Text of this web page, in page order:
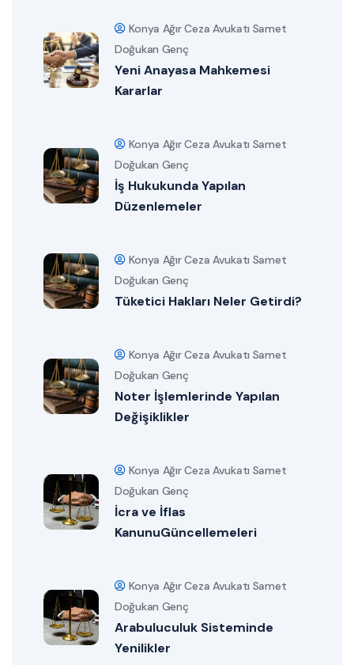
Konya Ağır Ceza Avukatı Samet
Doğukan Genç
Yeni Anayasa Mahkemesi
Kararlar
Konya Ağır Ceza Avukatı Samet
Doğukan Genç
İş Hukukunda Yapılan
Düzenlemeler
Konya Ağır Ceza Avukatı Samet
Doğukan Genç
Tüketici Hakları Neler Getirdi?
Konya Ağır Ceza Avukatı Samet
Doğukan Genç
Noter İşlemlerinde Yapılan
Değişiklikler
Konya Ağır Ceza Avukatı Samet
Doğukan Genç
İcra ve İflas
KanunuGüncellemeleri
Konya Ağır Ceza Avukatı Samet
Doğukan Genç
Arabuluculuk Sisteminde
Yenilikler